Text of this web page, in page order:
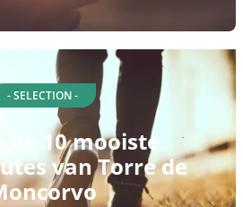
- SELECTION -
de 10 mooiste
van Torre de